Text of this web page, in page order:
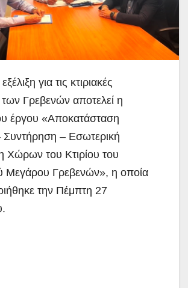
για τις κτιριακές
Γρεβενών αποτελεί η
έργου «Αποκατάσταση
– Εσωτερική
Χώρων του Κτιρίου του
Μεγάρου Γρεβενών», η οποία
την Πέμπτη 27